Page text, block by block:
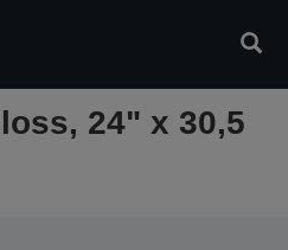
24" x 30,5